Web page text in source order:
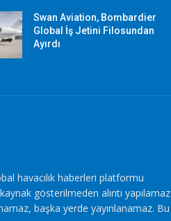
Swan Aviation, Bombardier
Global İş Jetini Filosundan
Ayırdı
havacılık haberleri platformu
gösterilmeden alıntı yapılamaz
başka yerde yayınlanamaz. Bu